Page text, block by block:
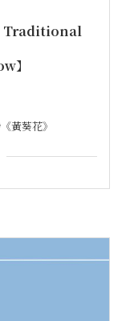
Traditional
】
黃葵花》